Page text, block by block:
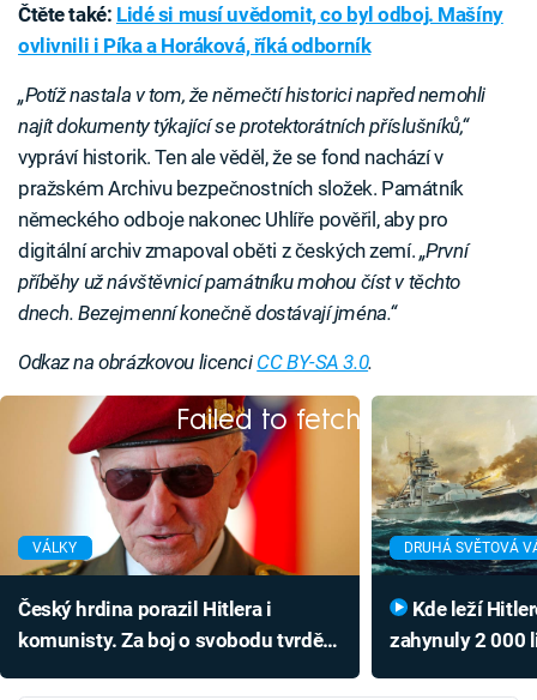
Čtěte také: Lidé si musí uvědomit, co byl odboj. Mašíny
ovlivnili i Píka a Horáková, říká odborník
„Potíž nastala v tom, že němečtí historici napřed nemohli
najít dokumenty týkající se protektorátních příslušníků,“
vypráví historik. Ten ale věděl, že se fond nachází v
pražském Archivu bezpečnostních složek. Památník
německého odboje nakonec Uhlíře pověřil, aby pro
digitální archiv zmapoval oběti z českých zemí. „První
příběhy už návštěvnicí památníku mohou číst v těchto
dnech. Bezejmenní konečně dostávají jména.“
Odkaz na obrázkovou licenci CC BY-SA 3.0.
Failed to fetch
VÁLKY
Český hrdina porazil Hitlera i
komunisty. Za boj o svobodu tvrdě
DRUHÁ SVĚTOVÁ
zahynuly 2 000